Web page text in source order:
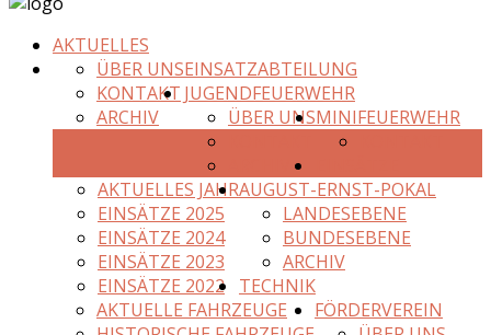
AKTUELLES
EINSATZABTEILUNG
ÜBER UNS
KONTAKT
ARCHIV
JUGENDFEUERWEHR
ÜBER UNSMINIFEUERWEHR
AKTUELLES JAHR
EINSÄTZE 2025
EINSÄTZE 2024
EINSÄTZE 2023
EINSÄTZE 2022
AUGUST-ERNST-POKAL
LANDESEBENE
BUNDESEBENE
ARCHIV
TECHNIK
AKTUELLE FAHRZEUGE
FÖRDERVEREIN